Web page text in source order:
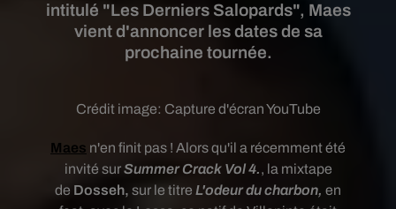
intitulé "Les Derniers Salopards", Maes
vient d'annoncer les dates de sa
prochaine tournée.
Crédit image: Capture d'écran YouTube
Maes n'en finit pas ! Alors qu'il a récemment été
invité surSummer Crack Vol 4., la mixtape
de Dosseh, sur le titre L'odeur du charbon, en